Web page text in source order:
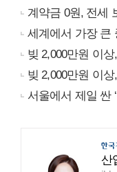
계약금 0원, 전세
세계에서 가장 큰
빚 2,000만원 이
빚 2,000만원 이
서울에서 제일 싼
산